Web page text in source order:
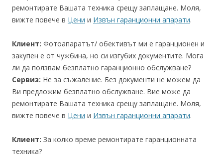
ремонтирате Вашата техника срещу заплащане. Моля,
вижте повече в Цени и Извън гаранционни апарати.
Клиент: Фотоапаратът/ обективът ми е гаранционен и
закупен е от чужбина, но си изгубих документите. Мога
ли да ползвам безплатно гаранционно обслужване?
Сервиз: Не за съжаление. Без документи не можем да
Ви предложим безплатно обслужване. Вие може да
ремонтирате Вашата техника срещу заплащане. Моля,
вижте повече в Цени и Извън гаранционни апарати.
Клиент: За колко време ремонтирате гаранционната
техника?